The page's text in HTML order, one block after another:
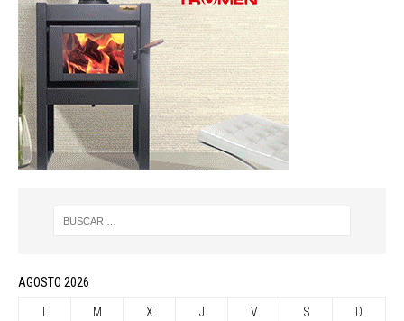
AGOSTO 2026
L M X J V S D